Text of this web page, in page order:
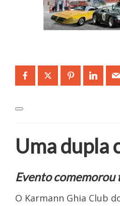
Uma dupla
Evento comemorou
O Karmann Ghia Club